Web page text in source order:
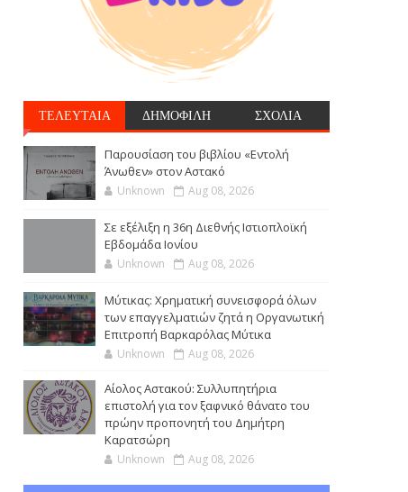
ΤΕΛΕΥΤΑΙΑ ΔΗΜΟΦΙΛΗ ΣΧΟΛΙΑ
Παρουσίαση του βιβλίου «Εντολή
Άνωθεν» στον Αστακό
Unknown Aug 08, 2026
Σε εξέλιξη η 36η Διεθνής Ιστιοπλοϊκή
Εβδομάδα Ιονίου
Unknown Aug 08, 2026
Μύτικας: Χρηματική συνεισφορά όλων
των επαγγελματιών ζητά η Οργανωτική
Επιτροπή Βαρκαρόλας Μύτικα
Unknown Aug 08, 2026
Αίολος Αστακού: Συλλυπητήρια
επιστολή για τον ξαφνικό θάνατο του
πρώην προπονητή του Δημήτρη
Καρατσώρη
Unknown Aug 08, 2026